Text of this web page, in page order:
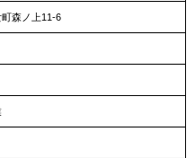
森ノ上11-6